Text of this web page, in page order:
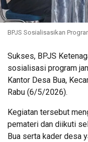
BPJS Sosialisasikan
Sukses, BPJS
sosialisasi program
Kantor Desa Bua,
Rabu (6/5/2026).
Kegiatan tersebut
pemateri dan diikuti
Bua serta kader desa